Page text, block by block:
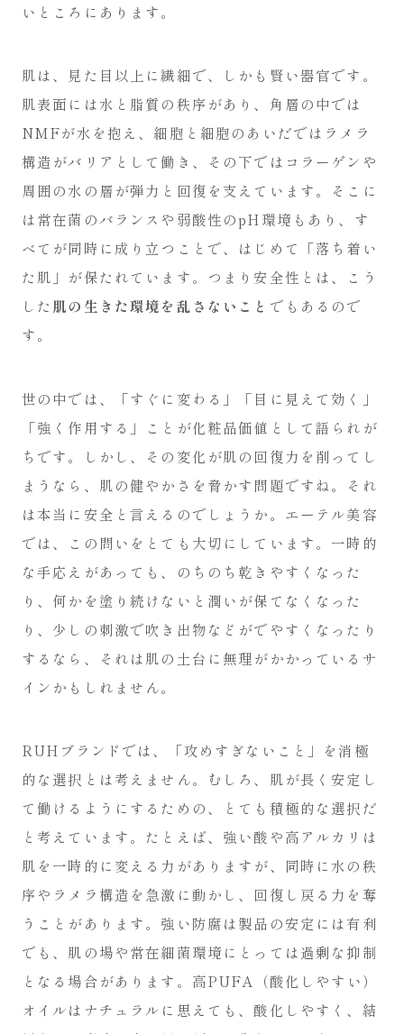
いところにあります。
肌は、見た目以上に繊細で、しかも賢い器官です。
肌表面には水と脂質の秩序があり、角層の中では
NMFが水を抱え、細胞と細胞のあいだではラメラ
構造がバリアとして働き、その下ではコラーゲンや
周囲の水の層が弾力と回復を支えています。そこに
は常在菌のバランスや弱酸性のpH環境もあり、す
べてが同時に成り立つことで、はじめて「落ち着い
た肌」が保たれています。つまり安全性とは、こう
した 肌の生きた環境を乱さないこと でもあるので
す。
世の中では、「すぐに変わる」「目に見えて効く」
「強く作用する」ことが化粧品価値として語られが
ちです。しかし、その変化が肌の回復力を削ってし
まうなら、肌の健やかさを脅かす問題ですね。それ
は本当に安全と言えるのでしょうか。エーテル美容
では、この問いをとても大切にしています。一時的
な手応えがあっても、のちのち乾きやすくなった
り、何かを塗り続けないと潤いが保てなくなった
り、少しの刺激で吹き出物などがでやすくなったり
するなら、それは肌の土台に無理がかかっているサ
インかもしれません。
RUHブランドでは、「攻めすぎないこと」を消極
的な選択とは考えません。むしろ、肌が長く安定し
て働けるようにするための、とても積極的な選択だ
と考えています。たとえば、強い酸や高アルカリは
肌を一時的に変える力がありますが、同時に水の秩
序やラメラ構造を急激に動かし、回復し戻る力を奪
うことがあります。強い防腐は製品の安定には有利
でも、肌の場や常在細菌環境にとっては過剰な抑制
となる場合があります。高PUFA（酸化しやすい）
オイルはナチュラルに思えても、酸化しやすく、結